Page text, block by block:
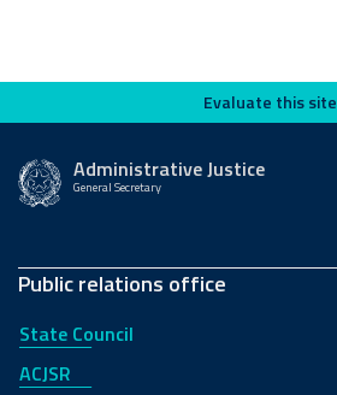
Evaluate this siteEvaluate this site
Administrative Justice
General Secretary
Public relations office
State Council
ACJSR